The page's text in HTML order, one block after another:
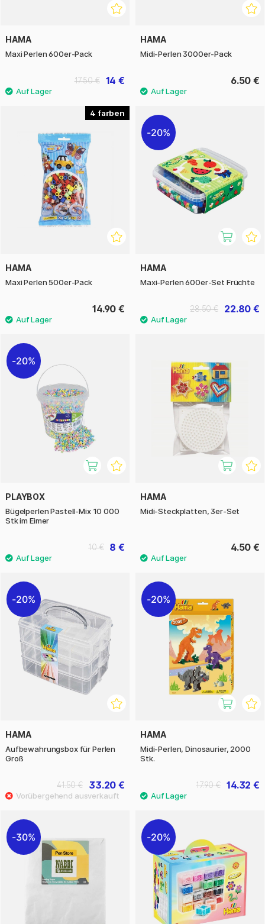
HAMA
Maxi Perlen 600er-Pack
14 €
17.50 €
HAMA
Midi-Perlen 3000er-Pack
6.50 €
4
HAMA
Maxi Perlen 500er-Pack
14.90 €
20%
HAMA
Maxi-Perlen 600er-Set Früchte
22.80 €
28.50 €
20%
PLAYBOX
Bügelperlen Pastell-Mix 10 000
Stk im Eimer
8 €
10 €
HAMA
Midi-Steckplatten, 3er-Set
4.50 €
20%
HAMA
Aufbewahrungsbox für Perlen
Groß
33.20 €
41.50 €
20%
HAMA
Midi-Perlen, Dinosaurier, 2000
Stk.
14.32 €
17.90 €
30% 20%